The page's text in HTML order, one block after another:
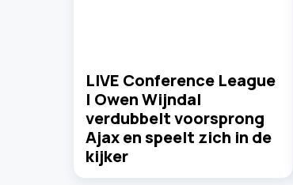
LIVE Conference League
| Owen Wijndal
verdubbelt voorsprong
Ajax en speelt zich in de
kijker